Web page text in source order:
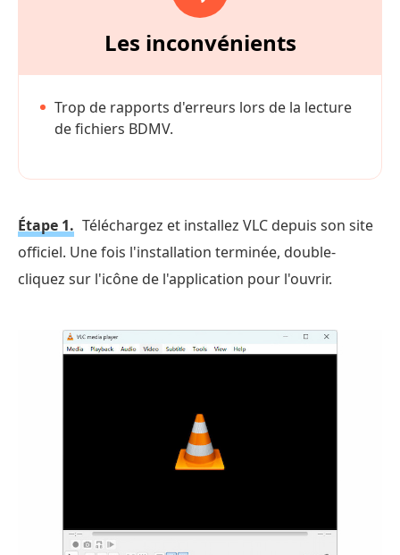
Les inconvénients
Trop de rapports d'erreurs lors de la lecture
de fichiers BDMV.
Étape 1. Téléchargez et installez VLC depuis son site
officiel. Une fois l'installation terminée, double-
cliquez sur l'icône de l'application pour l'ouvrir.